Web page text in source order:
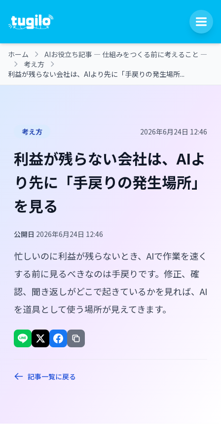
ホーム
AIお役立ち記事 ― 仕組みをつくる前に考えること ―
考え方
利益が残らない会社は、AIより先に「手戻りの発生場所...
考え方 2026年6月24日 12:46
利益が残らない会社は、AIよ
り先に「手戻りの発生場所」
を見る
公開日 2026年6月24日 12:46
忙しいのに利益が残らないとき、AIで作業を速く
する前に見るべきなのは手戻りです。修正、確
認、聞き返しがどこで起きているかを見れば、AI
を道具として使う場所が見えてきます。
記事一覧に戻る